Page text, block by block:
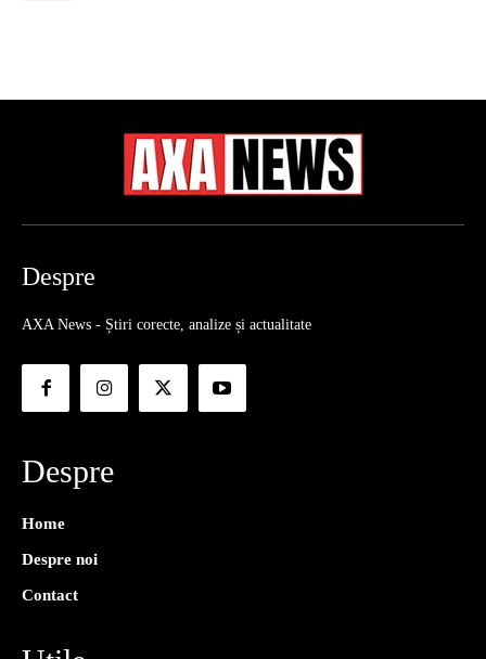
Despre
AXA News - Știri corecte, analize și actualitate
Despre
Home
Despre noi
Contact